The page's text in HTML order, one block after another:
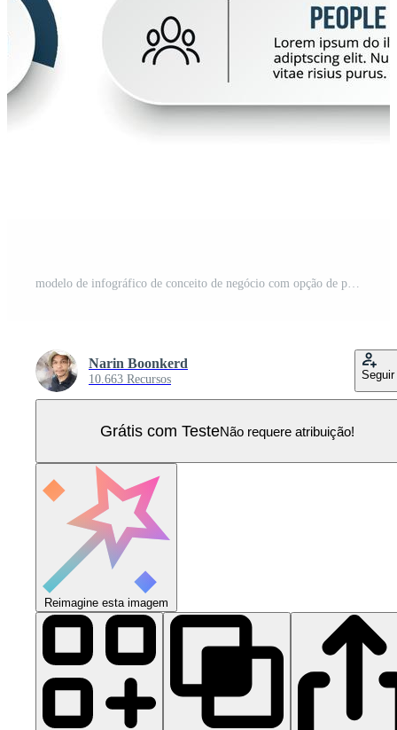
modelo de infográfico de conceito de negócio com opção de porcentagem. Vetor Pro
Narin Boonkerd
10.663 Recursos Seguir
Grátis com TesteNão requere atribuição!
Reimagine esta imagem